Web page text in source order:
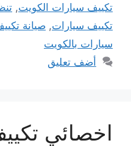
تكييف سيارات الكويت,
تكييف سيارات, صيانة
سيارات بالكويت
أضف تعليق
اخصائي